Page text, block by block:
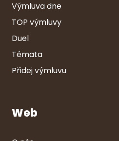
Výmluva dne
TOP výmluvy
Duel
Témata
Přidej výmluvu
Web